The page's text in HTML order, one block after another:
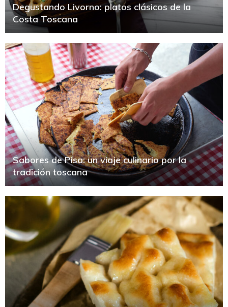
Degustando Livorno: platos clásicos de la
Costa Toscana
Sabores de Pisa: un viaje culinario por la
tradición toscana